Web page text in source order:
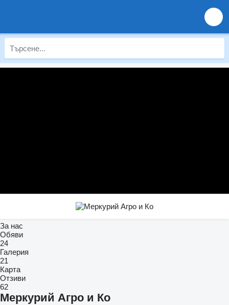
За нас
Обяви
24
Галерия
21
Карта
Отзиви
62
Меркурий Агро и Ко